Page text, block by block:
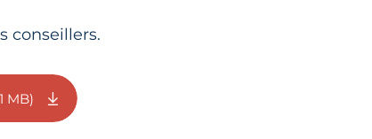
conseillers.
MB)